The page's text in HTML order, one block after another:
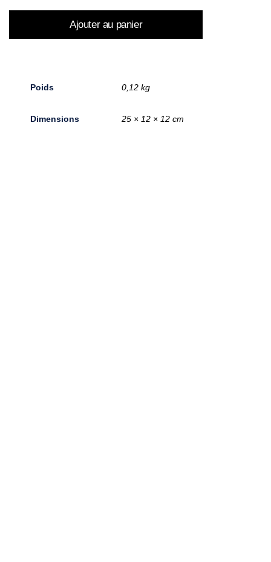
Ajouter au panier
Poids 0,12 kg
Dimensions 25 × 12 × 12 cm